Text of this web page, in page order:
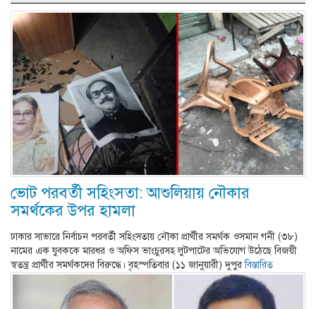
ভোট পরবর্তী সহিংসতা: আশুলিয়ায় নৌকার
সমর্থকের উপর হামলা
ঢাকার সাভারে নির্বাচন পরবর্তী সহিংসতায় নৌকা প্রার্থীর সমর্থক ওসমান গনী (৩৮)
নামের এক যুবককে মারধর ও অফিস ভাংচুরসহ লুটপাটের অভিযোগ উঠেছে বিজয়ী
স্বতন্ত্র প্রার্থীর সমর্থকদের বিরুদ্ধে। বৃহস্পতিবার (১১ জানুয়ারী) দুপুরবিস্তারিত